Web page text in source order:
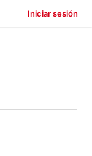
Iniciar sesión